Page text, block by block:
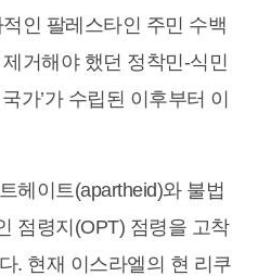
인 팔레스타인 주민 수백
거해야 했던 정착민-식민
가’가 수립된 이후부터 이
헤이트(apartheid)와 불법
점령지(OPT) 점령을 고착
. 현재 이스라엘의 현 리쿠